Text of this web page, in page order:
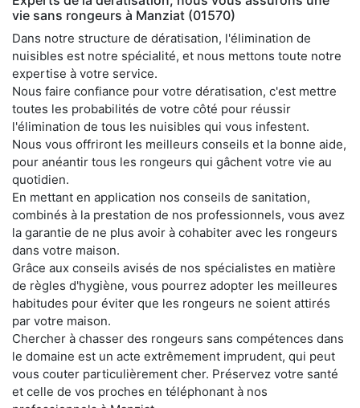
vie sans rongeurs à Manziat (01570)
Dans notre structure de dératisation, l'élimination de
nuisibles est notre spécialité, et nous mettons toute notre
expertise à votre service.
Nous faire confiance pour votre dératisation, c'est mettre
toutes les probabilités de votre côté pour réussir
l'élimination de tous les nuisibles qui vous infestent.
Nous vous offriront les meilleurs conseils et la bonne aide,
pour anéantir tous les rongeurs qui gâchent votre vie au
quotidien.
En mettant en application nos conseils de sanitation,
combinés à la prestation de nos professionnels, vous avez
la garantie de ne plus avoir à cohabiter avec les rongeurs
dans votre maison.
Grâce aux conseils avisés de nos spécialistes en matière
de règles d'hygiène, vous pourrez adopter les meilleures
habitudes pour éviter que les rongeurs ne soient attirés
par votre maison.
Chercher à chasser des rongeurs sans compétences dans
le domaine est un acte extrêmement imprudent, qui peut
vous couter particulièrement cher. Préservez votre santé
et celle de vos proches en téléphonant à nos